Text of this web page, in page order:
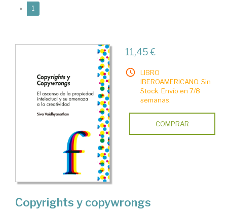
« 1
11,45 €
LIBRO
IBEROAMERICANO. Sin
Stock. Envío en 7/8
semanas.
COMPRAR
Copyrights y copywrongs